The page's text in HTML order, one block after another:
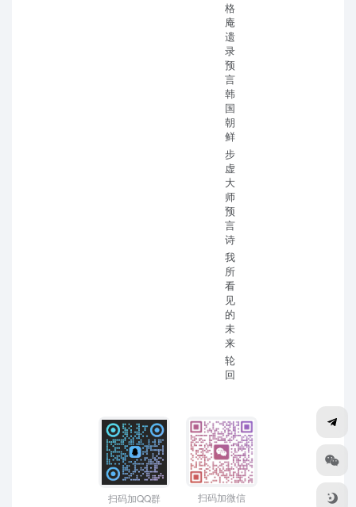
格
庵
遗
录
预
言
韩
国
朝
鲜
步
虚
大
师
预
言
诗
我
所
看
见
的
未
来
轮
回
扫码加QQ群 扫码加微信